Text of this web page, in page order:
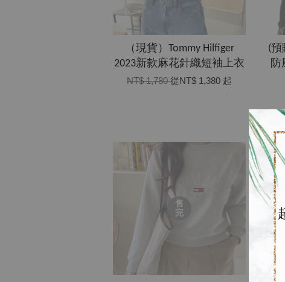
（現貨）Tommy Hilfiger
2023新款麻花針織短袖上衣
NT$ 1,780從NT$ 1,380 起
(預
防
售
完